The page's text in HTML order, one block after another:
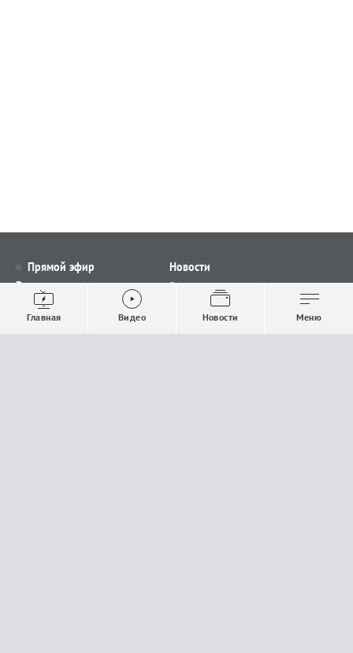
Прямой эфир
Видео
Выпуски новостей
Проекты
Новости
Все новости
Общество
Строительство и ЖКХ
Главная Видео Новости Меню